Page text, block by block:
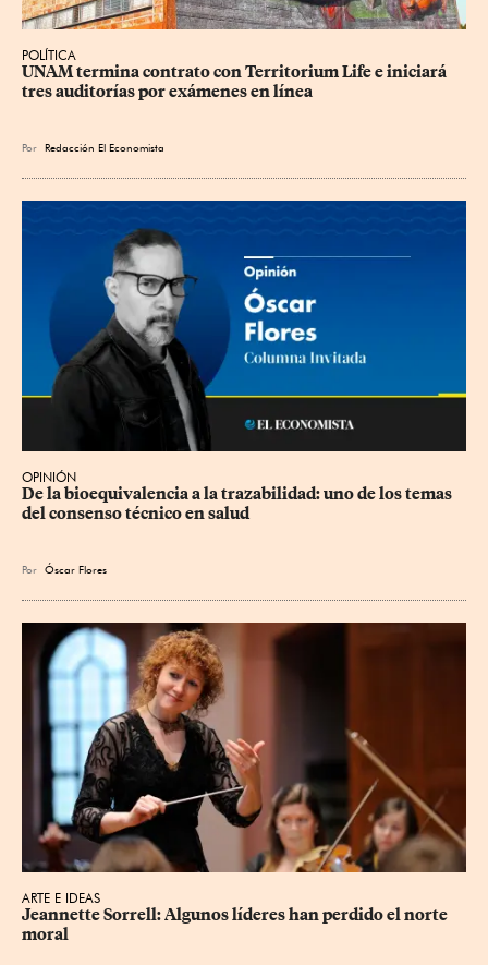
POLÍTICA
UNAM termina contrato con Territorium Life e iniciará
tres auditorías por exámenes en línea
Por Redacción El Economista
OPINIÓN
De la bioequivalencia a la trazabilidad: uno de los temas
del consenso técnico en salud
Por Óscar Flores
ARTE E IDEAS
Jeannette Sorrell: Algunos líderes han perdido el norte
moral